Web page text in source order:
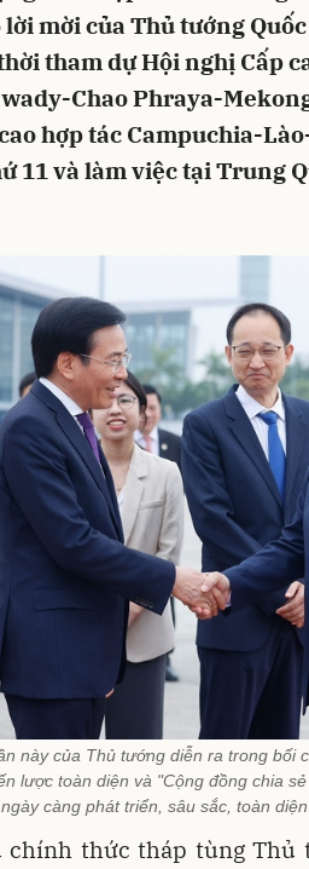
mời của Thủ tướng
tham dự Hội nghị Cấp
Chao Phraya-
hợp tác Campuchia-
11 và làm việc tại Trung
này của Thủ tướng diễn ra trong bối
lược toàn diện và "Cộng đồng chia
càng phát triển, sâu sắc, toàn
chính thức tháp tùng Thủ